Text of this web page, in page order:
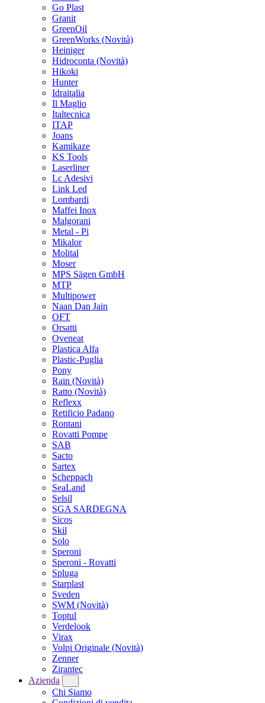
Go Plast
Granit
GreenOil
GreenWorks (Novità)
Heiniger
Hidroconta (Novità)
Hikoki
Hunter
Idraitalia
Il Maglio
Italtecnica
ITAP
Joans
Kamikaze
KS Tools
Laserliner
Lc Adesivi
Link Led
Lombardi
Maffei Inox
Malgorani
Metal - Pi
Mikalor
Molital
Moser
MPS Sägen GmbH
MTP
Multipower
Naan Dan Jain
OFT
Orsatti
Oveneat
Plastica Alfa
Plastic-Puglia
Pony
Rain (Novità)
Ratto (Novità)
Reflexx
Retificio Padano
Rontani
Rovatti Pompe
SAB
Sacto
Sartex
Scheppach
SeaLand
Selsil
SGA SARDEGNA
Sicos
Skil
Solo
Speroni
Speroni - Rovatti
Spluga
Starplast
Sveden
SWM (Novità)
Toptul
Verdelook
Virax
Volpi Originale (Novità)
Zenner
Zirantec
Azienda
Chi Siamo